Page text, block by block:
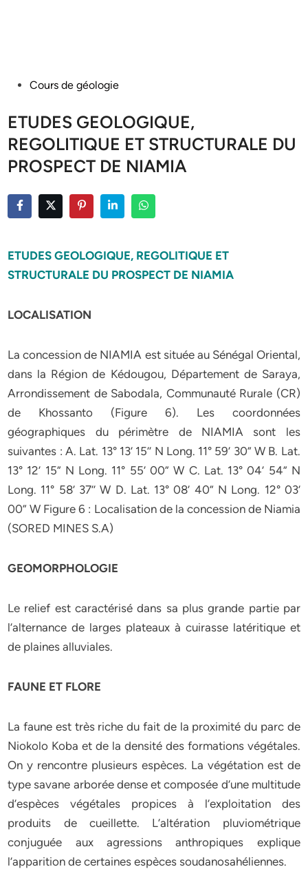
PostedCours de géologie
ETUDES GEOLOGIQUE,
REGOLITIQUE ET STRUCTURALE DU
PROSPECT DE NIAMIA
ETUDES GEOLOGIQUE, REGOLITIQUE ET
STRUCTURALE DU PROSPECT DE NIAMIA
LOCALISATION
La concession de NIAMIA est située au Sénégal Oriental,
dans la Région de Kédougou, Département de Saraya,
Arrondissement de Sabodala, Communauté Rurale (CR)
de Khossanto (Figure 6). Les coordonnées
géographiques du périmètre de NIAMIA sont les
suivantes : A. Lat. 13° 13’ 15’’ N Long. 11° 59’ 30” W B. Lat.
13° 12’ 15” N Long. 11° 55’ 00” W C. Lat. 13° 04’ 54” N
Long. 11° 58’ 37’’ W D. Lat. 13° 08’ 40” N Long. 12° 03’
00” W Figure 6 : Localisation de la concession de Niamia
(SORED MINES S.A)
GEOMORPHOLOGIE
Le relief est caractérisé dans sa plus grande partie par
l’alternance de larges plateaux à cuirasse latéritique et
de plaines alluviales.
FAUNE ET FLORE
La faune est très riche du fait de la proximité du parc de
Niokolo Koba et de la densité des formations végétales.
On y rencontre plusieurs espèces. La végétation est de
type savane arborée dense et composée d’une multitude
d’espèces végétales propices à l’exploitation des
produits de cueillette. L’altération pluviométrique
conjuguée aux agressions anthropiques explique
l’apparition de certaines espèces soudanosahéliennes.